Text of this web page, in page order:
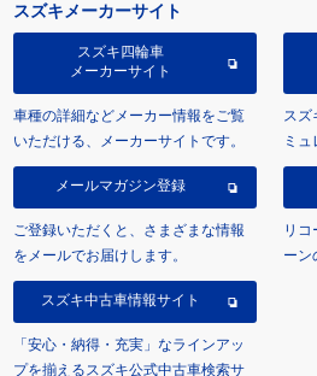
スズキメーカーサイト
スズキ四輪車
メーカーサイト
車種の詳細などメーカー情報をご覧
いただける、メーカーサイトです。
スズ
ミュ
メールマガジン登録
ご登録いただくと、さまざまな情報
をメールでお届けします。
リ
ーン
スズキ中古車情報サイト
「安心・納得・充実」なラインアッ
プを揃えるスズキ公式中古車検索サ